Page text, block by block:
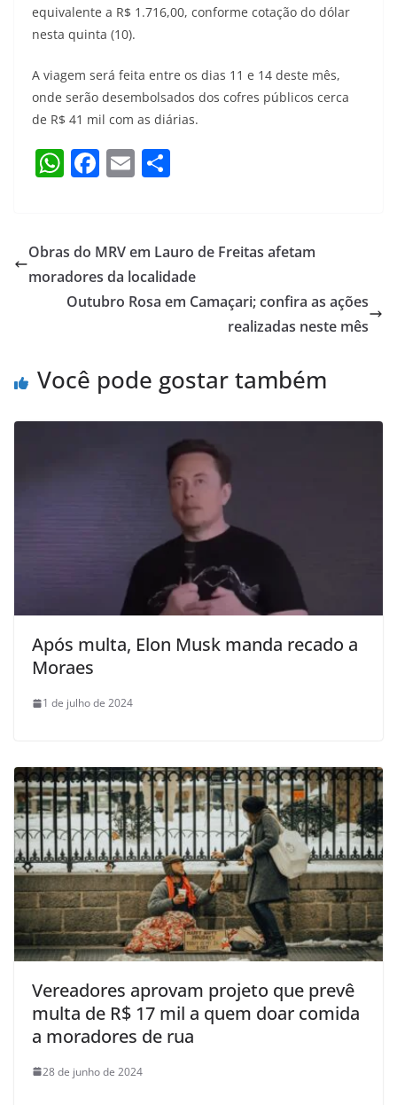
equivalente a R$ 1.716,00, conforme cotação do dólar
nesta quinta (10).
A viagem será feita entre os dias 11 e 14 deste mês,
onde serão desembolsados dos cofres públicos cerca
de R$ 41 mil com as diárias.
W
s
A
p
F
e
b
o
E
l e
Obras do MRV em Lauro de Freitas afetam
moradores da localidade
Outubro Rosa em Camaçari; confira as ações
realizadas neste mês
Você pode gostar também
Após multa, Elon Musk manda recado a
Moraes
1 de julho de 2024
Vereadores aprovam projeto que prevê
multa de R$ 17 mil a quem doar comida
a moradores de rua
28 de junho de 2024